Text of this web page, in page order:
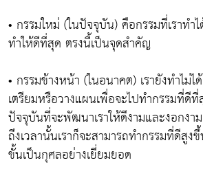
• กรรมใหม่ (ในปัจจุบัน) คือกรรมที่เราทำ
ทำให้ดีที่สุด ตรงนี้เป็นจุดสำคัญ
• กรรมข้างหน้า (ในอนาคต) เรายังทำไม่ไ
เตรียมหรือวางแผนเพื่อจะไปทำกรรมที่ดี
ปัจจุบันที่จะพัฒนาเราให้ดีงามและงอกงา
ถึงเวลานั้นเราก็จะสามารถทำกรรมที่ดีสู
ขั้นเป็นกุศลอย่างเยี่ยมยอด